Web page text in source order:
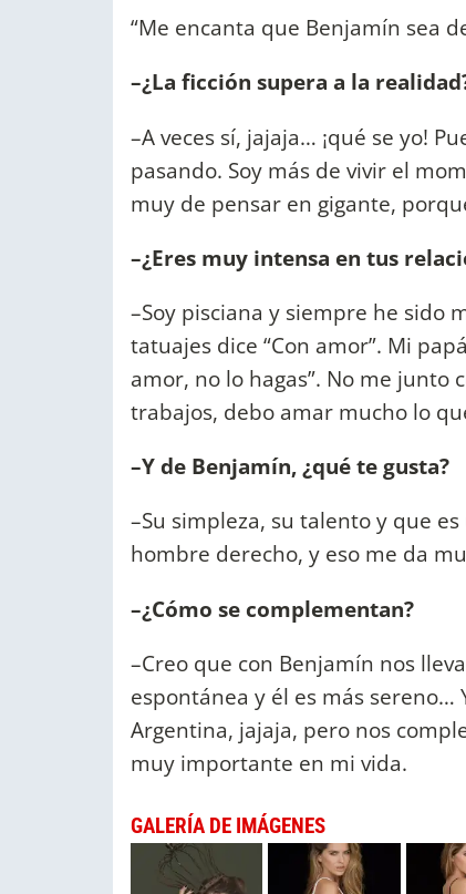
“Me encanta que Benjamín sea
–¿La ficción supera a la
–A veces sí, jajaja… ¡qué se yo!
pasando. Soy más de vivir el
muy de pensar en gigante,
–¿Eres muy intensa en tus
–Soy pisciana y siempre he sido
tatuajes dice “Con amor”. Mi
amor, no lo hagas”. No me junto
trabajos, debo amar mucho lo
–Y de Benjamín, ¿qué te gusta?
–Su simpleza, su talento y que
hombre derecho, y eso me da
–¿Cómo se complementan?
–Creo que con Benjamín nos
espontánea y él es más sereno…
Argentina, jajaja, pero nos
muy importante en mi vida.
GALERÍA DE IMÁGENES